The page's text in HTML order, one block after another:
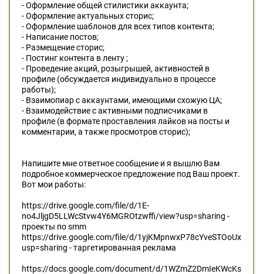
- Оформление общей стилистики аккаунта;
- Оформление актуальных сторис;
- Оформление шаблонов для всех типов контента;
- Написание постов;
- Размещение сторис;
- Постинг контента в ленту ;
- Проведение акций, розыгрышей, активностей в
профиле (обсуждается индивидуально в процессе
работы);
- Взаимопиар с аккаунтами, имеющими схожую ЦА;
- Взаимодействие с активными подписчиками в
профиле (в формате проставления лайков на посты и
комментарии, а также просмотров сторис);
Напишите мне ответное сообщение и я вышлю Вам
подробное коммерческое предложение под Ваш проект.
Вот мои работы:
https://drive.google.com/file/d/1E-
no4JljgD5LLWcStvw4Y6MGROtzwffi/view?usp=sharing -
проекты по smm
https://drive.google.com/file/d/
usp=sharing - таргетированная реклама
https://docs.google.com/document/d/